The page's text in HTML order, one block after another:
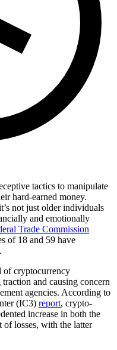
tactics to manipulate
hard-earned money.
not just older individuals
and emotionally
Trade Commission
of 18 and 59 have
of cryptocurrency
and causing concern
agencies. According to
(IC3) report, crypto-
increase in both the
of losses, with the latter